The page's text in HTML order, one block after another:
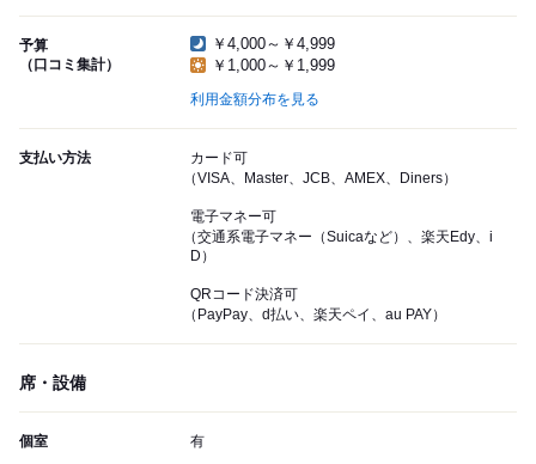
予算
（口コミ集計）
￥4,000～￥4,999
￥1,000～￥1,999
利用金額分布を見る
支払い方法
カード可
（VISA、Master、JCB、AMEX、Diners）
電子マネー可
（交通系電子マネー（Suicaなど）、楽天Edy、i
D）
QRコード決済可
（PayPay、d払い、楽天ペイ、au PAY）
席・設備
個室 有